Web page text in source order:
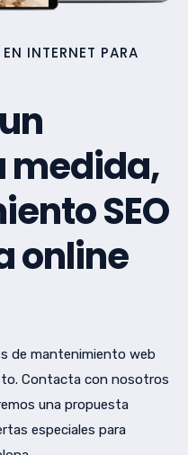
INTERNET PARA
medida,
SEO
online
de mantenimiento web
Contacta con nosotros
una propuesta
especiales para